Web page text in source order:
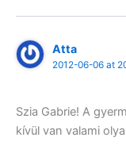
Atta
2012-06-06 at
Szia Gabrie! A
kívül van valami